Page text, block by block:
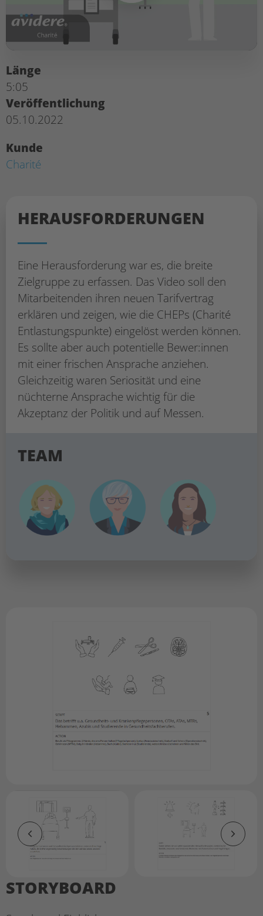
Länge
5:05
Veröffentlichung
05.10.2022
Kunde
Charité
HERAUS­FORDERUNGEN
Eine Herausforderung war es, die breite
Zielgruppe zu erfassen. Das Video soll den
Mitarbeitenden ihren neuen Tarifvertrag
erklären und zeigen, wie die CHEPs (Charité
Entlastungspunkte) eingelöst werden können.
Es sollte aber auch potentielle Bewer:innen
mit einer frischen Ansprache anziehen.
Gleichzeitig waren Seriosität und eine
nüchterne Ansprache wichtig für die
Akzeptanz der Politik und auf Messen.
TEAM
STORYBOARD